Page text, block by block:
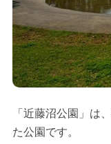
「近藤沼公園」は
た公園です。